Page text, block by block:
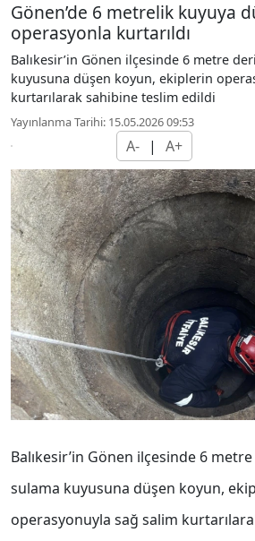
Gönen’de 6 metrelik kuyuya
operasyonla kurtarıldı
Balıkesir’in Gönen ilçesinde 6 metre
kuyusuna düşen koyun, ekiplerin
kurtarılarak sahibine teslim edildi
Yayınlanma Tarihi: 15.05.2026 09:53
A- | A+
Balıkesir’in Gönen ilçesinde 6
sulama kuyusuna düşen koyun,
operasyonuyla sağ salim